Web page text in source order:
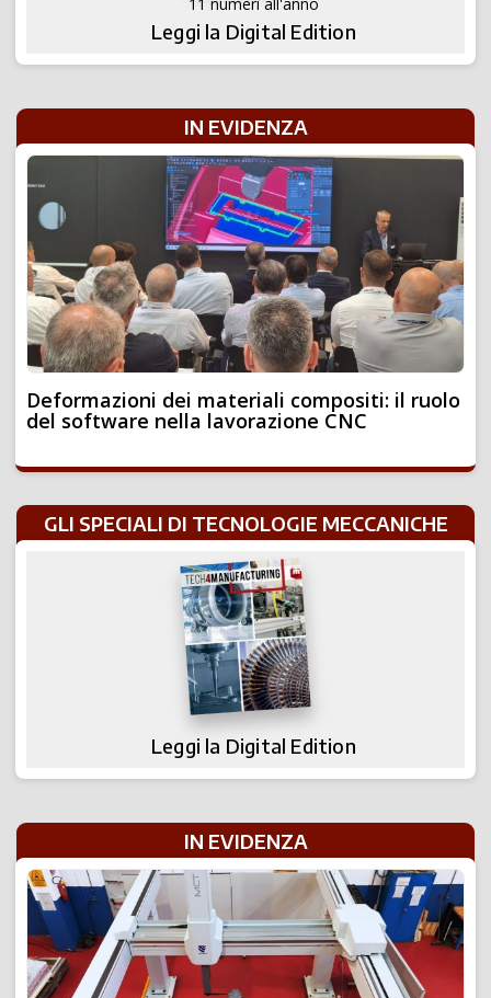
11 numeri all'anno
Leggi la Digital Edition
IN EVIDENZA
Deformazioni dei materiali compositi: il ruolo
del software nella lavorazione CNC
GLI SPECIALI DI TECNOLOGIE MECCANICHE
Leggi la Digital Edition
IN EVIDENZA